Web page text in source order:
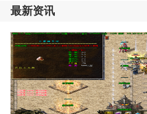
最新资讯